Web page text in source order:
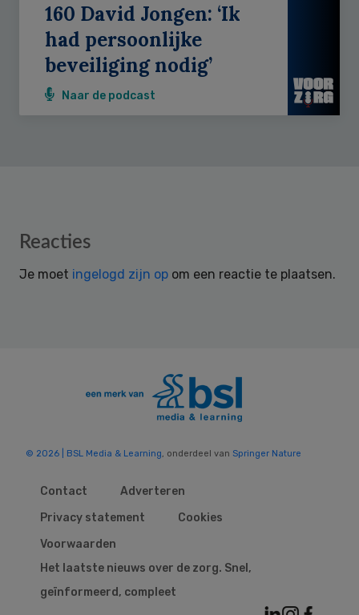
160 David Jongen: ‘Ik
had persoonlijke
beveiliging nodig’
Naar de podcast
Reader
Reacties
Je moet ingelogd zijn op om een reactie te plaatsen.
© 2026 | BSL Media & Learning, onderdeel van Springer Nature
Contact
Adverteren
Privacy statement
Cookies
Voorwaarden
Het laatste nieuws over de zorg. Snel,
geïnformeerd, compleet